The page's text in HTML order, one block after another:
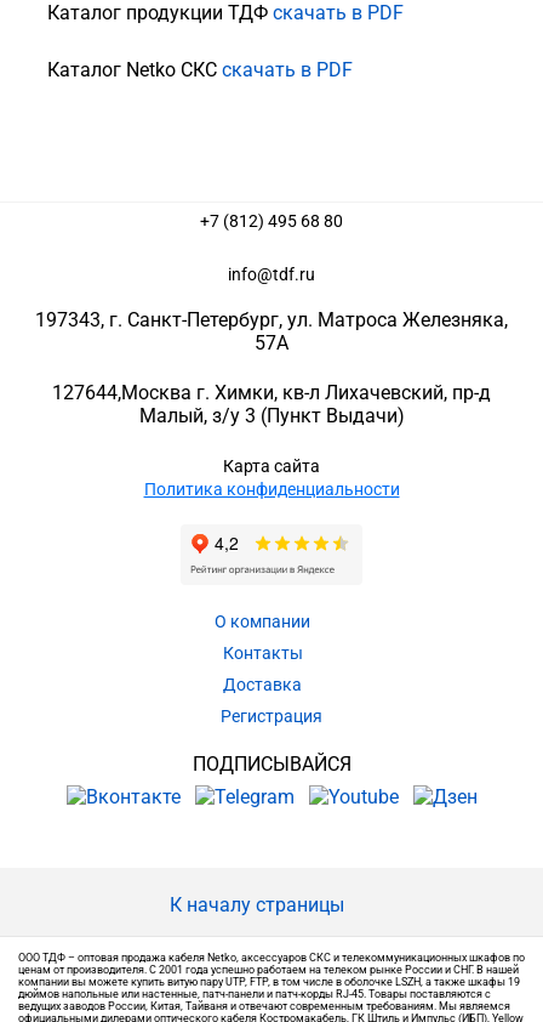
Каталог продукции ТДФ скачать в PDF
Каталог Netko СКС скачать в PDF
+7 (812) 495 68 80
info@tdf.ru
197343, г. Санкт-Петербург, ул. Матроса Железняка,
57A
127644,Москва г. Химки, кв-л Лихачевский, пр-д
Малый, з/у 3 (Пункт Выдачи)
Карта сайта
Политика конфиденциальности
О компании
Контакты
Доставка
Регистрация
ПОДПИСЫВАЙСЯ
К началу страницы
ООО ТДФ – оптовая продажа кабеля Netko, аксессуаров СКС и телекоммуникационных шкафов по
ценам от производителя. С 2001 года успешно работаем на телеком рынке России и СНГ. В нашей
компании вы можете купить витую пару UTP, FTP, в том числе в оболочке LSZH, а также шкафы 19
дюймов напольные или настенные, патч-панели и патч-корды RJ-45. Товары поставляются с
ведущих заводов России, Китая, Тайваня и отвечают современным требованиям. Мы являемся
официальными дилерами оптического кабеля Костромакабель, ГК Штиль и Импульс (ИБП), Yellow